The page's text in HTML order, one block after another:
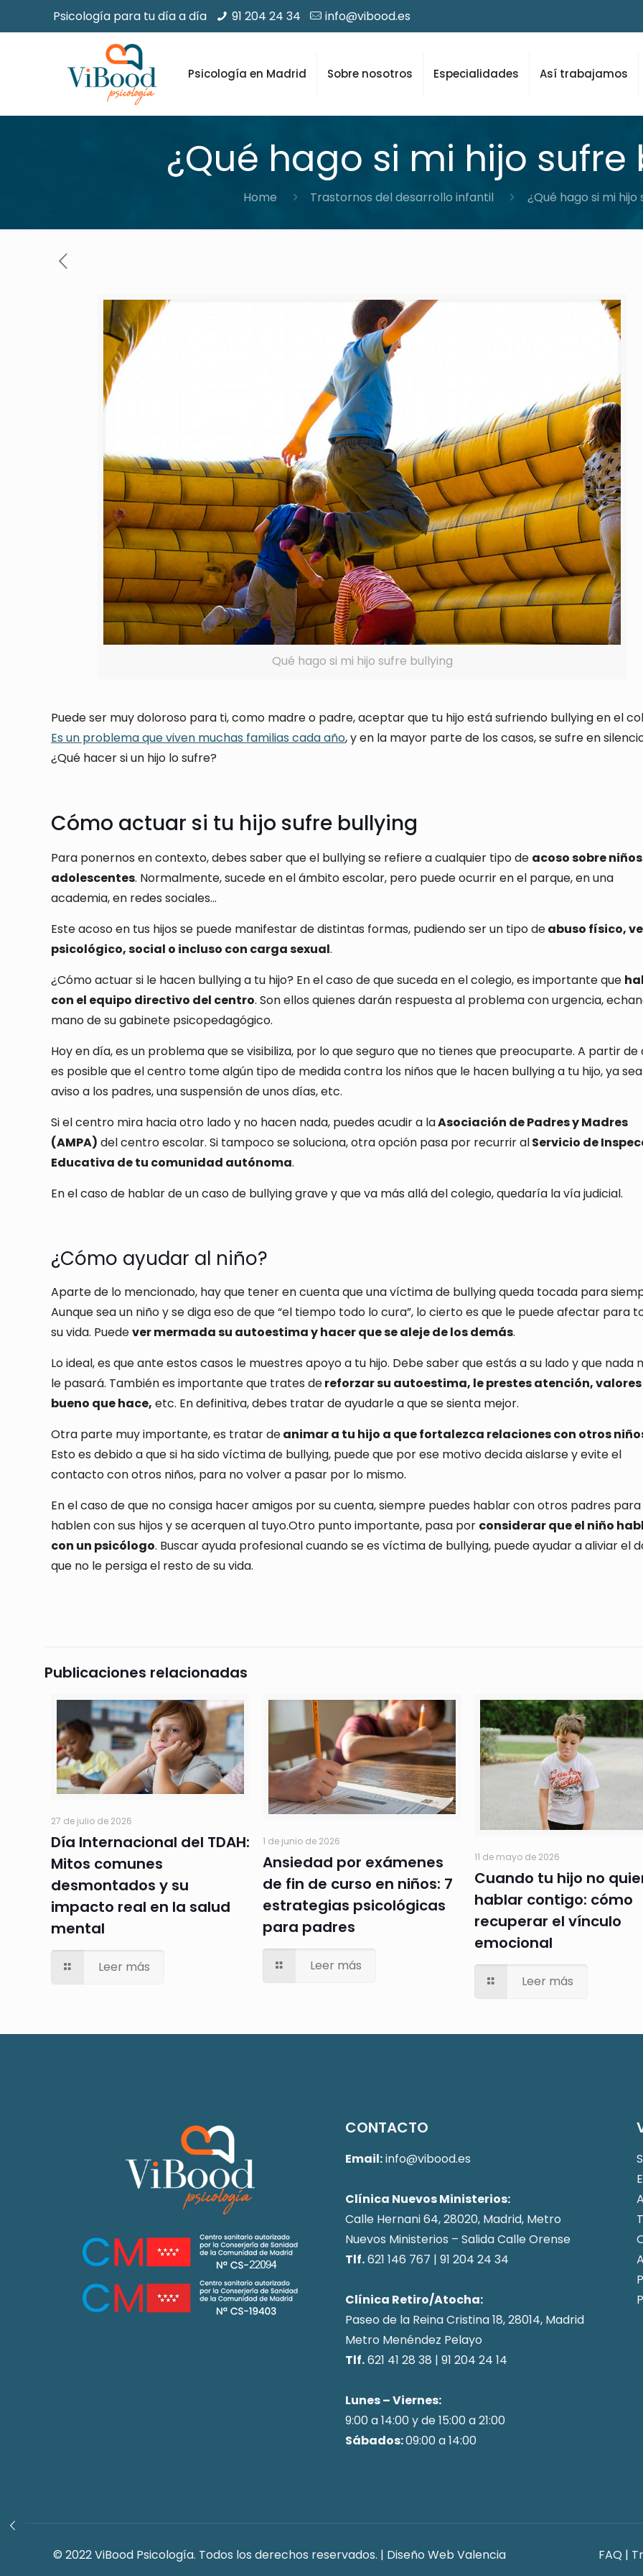
Psicología para tu día a día 91 204 24 34 info@vibood.es
Psicología en Madrid Sobre nosotros Especialidades Así trabajamos
¿Qué hago si mi hijo sufre
Home Trastornos del desarrollo infantil ¿Qué hago si mi
Qué hago si mi hijo sufre bullying
Puede ser muy doloroso para ti, como madre o padre, aceptar que tu hijo está sufriendo bullying en el
Es un problema que viven muchas familias cada año, y en la mayor parte de los casos, se sufre en
¿Qué hacer si un hijo lo sufre?
Cómo actuar si tu hijo sufre bullying
Para ponernos en contexto, debes saber que el bullying se refiere a cualquier tipo de acoso sobre
adolescentes. Normalmente, sucede en el ámbito escolar, pero puede ocurrir en el parque, en una
academia, en redes sociales…
Este acoso en tus hijos se puede manifestar de distintas formas, pudiendo ser un tipo deabuso físico,
psicológico, social o incluso con carga sexual.
¿Cómo actuar si le hacen bullying a tu hijo? En el caso de que suceda en el colegio, es importante que
con el equipo directivo del centro. Son ellos quienes darán respuesta al problema con urgencia,
mano de su gabinete psicopedagógico.
Hoy en día, es un problema que se visibiliza, por lo que seguro que no tienes que preocuparte. A partir de
es posible que el centro tome algún tipo de medida contra los niños que le hacen bullying a tu hijo, ya
aviso a los padres, una suspensión de unos días, etc.
Si el centro mira hacia otro lado y no hacen nada, puedes acudir a laAsociación de Padres y Madres
(AMPA) del centro escolar. Si tampoco se soluciona, otra opción pasa por recurrir alServicio de
Educativa de tu comunidad autónoma.
En el caso de hablar de un caso de bullying grave y que va más allá del colegio, quedaría la vía judicial.
¿Cómo ayudar al niño?
Aparte de lo mencionado, hay que tener en cuenta que una víctima de bullying queda tocada para
Aunque sea un niño y se diga eso de que “el tiempo todo lo cura”, lo cierto es que le puede afectar para
su vida. Puedever mermada su autoestima y hacer que se aleje de los demás.
Lo ideal, es que ante estos casos le muestres apoyo a tu hijo. Debe saber que estás a su lado y que nada
le pasará. También es importante que trates dereforzar su autoestima, le prestes atención, valores
bueno que hace, etc. En definitiva, debes tratar de ayudarle a que se sienta mejor.
Otra parte muy importante, es tratar deanimar a tu hijo a que fortalezca relaciones con otros
Esto es debido a que si ha sido víctima de bullying, puede que por ese motivo decida aislarse y evite el
contacto con otros niños, para no volver a pasar por lo mismo.
En el caso de que no consiga hacer amigos por su cuenta, siempre puedes hablar con otros padres para
hablen con sus hijos y se acerquen al tuyo.Otro punto importante, pasa por considerar que el niño
con un psicólogo. Buscar ayuda profesional cuando se es víctima de bullying, puede ayudar a aliviar el
que no le persiga el resto de su vida.
Publicaciones relacionadas
27 de julio de 2026
Día Internacional del TDAH:
Mitos comunes
desmontados y su
impacto real en la salud
mental
Leer más
1 de junio de 2026
Ansiedad por exámenes
de fin de curso en niños: 7
estrategias psicológicas
para padres
Leer más
11 de mayo de 2026
Cuando tu hijo no
hablar contigo: cómo
recuperar el vínculo
emocional
Leer más
CONTACTO
Email:info@vibood.es
Clínica Nuevos Ministerios:
Calle Hernani 64, 28020, Madrid, Metro
Nuevos Ministerios – Salida Calle Orense
Tlf.621 146 767 | 91 204 24 34
Clínica Retiro/Atocha:
Paseo de la Reina Cristina 18, 28014, Madrid
Metro Menéndez Pelayo
Tlf.621 41 28 38 | 91 204 24 14
Lunes – Viernes:
9:00 a 14:00 y de 15:00 a 21:00
Sábados:09:00 a 14:00
© 2022 ViBood Psicología. Todos los derechos reservados. | Diseño Web Valencia FAQ |